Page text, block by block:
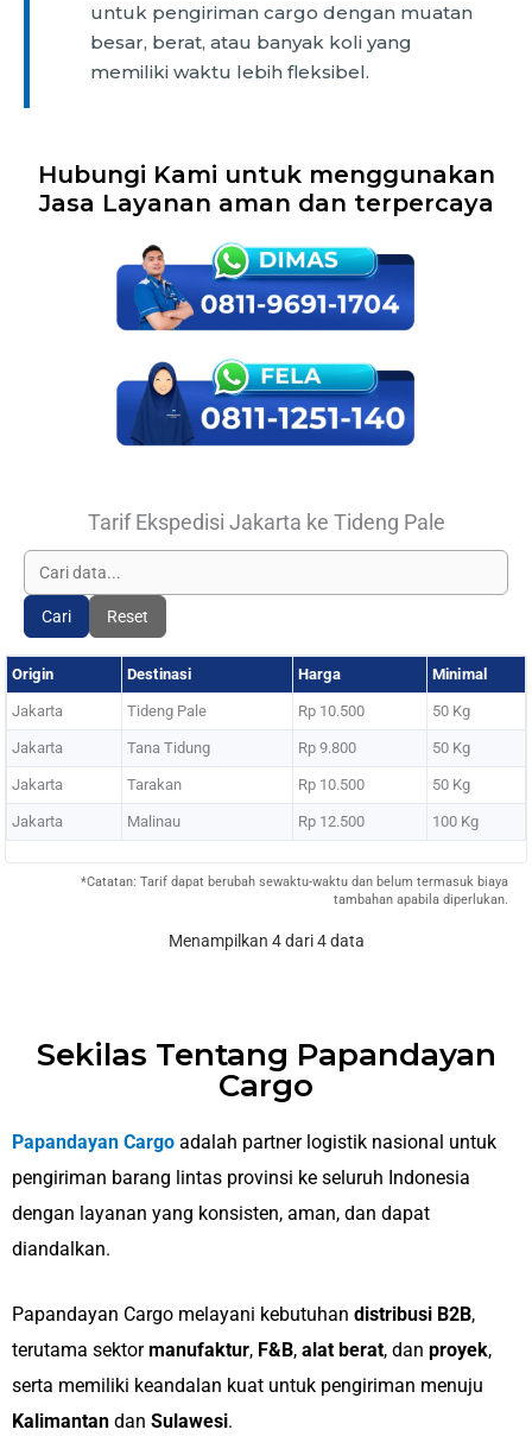
untuk pengiriman cargo dengan muatan
besar, berat, atau banyak koli yang
memiliki waktu lebih fleksibel.
Hubungi Kami untuk menggunakan
Jasa Layanan aman dan terpercaya
Tarif Ekspedisi Jakarta ke Tideng Pale
Cari Reset
Origin Destinasi Harga Minimal
Jakarta Tideng Pale Rp 10.500 50 Kg
Jakarta Tana Tidung Rp 9.800 50 Kg
Jakarta Tarakan Rp 10.500 50 Kg
Jakarta Malinau Rp 12.500 100 Kg
*Catatan: Tarif dapat berubah sewaktu-waktu dan belum termasuk biaya
tambahan apabila diperlukan.
Menampilkan 4 dari 4 data
Sekilas Tentang Papandayan
Cargo
Papandayan Cargo adalah partner logistik nasional untuk
pengiriman barang lintas provinsi ke seluruh Indonesia
dengan layanan yang konsisten, aman, dan dapat
diandalkan.
Papandayan Cargo melayani kebutuhan distribusi B2B,
terutama sektormanufaktur, F&B, alat berat, dan proyek,
serta memiliki keandalan kuat untuk pengiriman menuju
Kalimantan dan Sulawesi.